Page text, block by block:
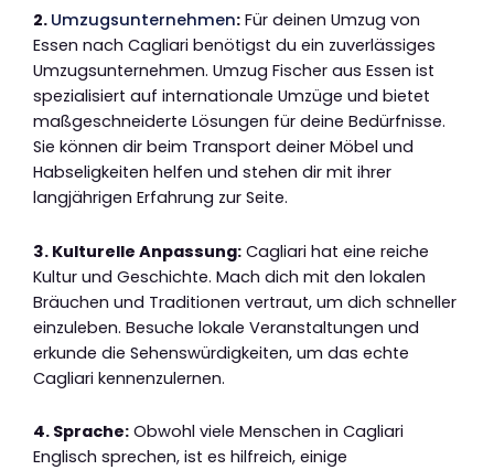
2. Umzugsunternehmen: Für deinen Umzug von
Essen nach Cagliari benötigst du ein zuverlässiges
Umzugsunternehmen. Umzug Fischer aus Essen ist
spezialisiert auf internationale Umzüge und bietet
maßgeschneiderte Lösungen für deine Bedürfnisse.
Sie können dir beim Transport deiner Möbel und
Habseligkeiten helfen und stehen dir mit ihrer
langjährigen Erfahrung zur Seite.
3. Kulturelle Anpassung: Cagliari hat eine reiche
Kultur und Geschichte. Mach dich mit den lokalen
Bräuchen und Traditionen vertraut, um dich schneller
einzuleben. Besuche lokale Veranstaltungen und
erkunde die Sehenswürdigkeiten, um das echte
Cagliari kennenzulernen.
4. Sprache: Obwohl viele Menschen in Cagliari
Englisch sprechen, ist es hilfreich, einige